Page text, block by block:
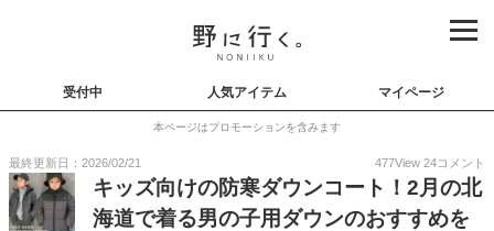
受付中 人気アイテム マイページ
本ページはプロモーションを含みます
最終更新日：2026/02/21 477View 24コメント
キッズ向けの防寒ダウンコート！2月の北
海道で着る男の子用ダウンのおすすめを